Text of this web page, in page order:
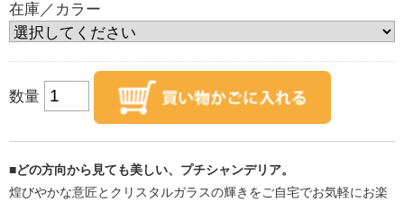
在庫／カラー
数量
■どの方向から見ても美しい、プチシャンデリア。
煌びやかな意匠とクリスタルガラスの輝きをご自宅でお気軽にお楽